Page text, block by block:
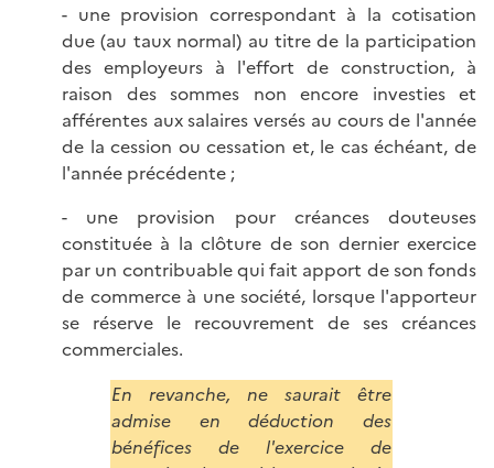
- une provision correspondant à la cotisation
due (au taux normal) au titre de la participation
des employeurs à l'effort de construction, à
raison des sommes non encore investies et
afférentes aux salaires versés au cours de l'année
de la cession ou cessation et, le cas échéant, de
l'année précédente ;
- une provision pour créances douteuses
constituée à la clôture de son dernier exercice
par un contribuable qui fait apport de son fonds
de commerce à une société, lorsque l'apporteur
se réserve le recouvrement de ses créances
commerciales.
En revanche, ne saurait être
admise en déduction des
bénéfices de l'exercice de